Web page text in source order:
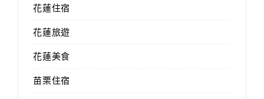
花蓮住宿
花蓮旅遊
花蓮美食
苗栗住宿